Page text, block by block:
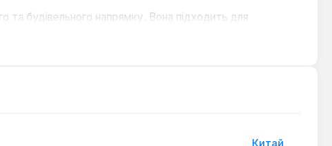
та будівельного напрямку. Вона підходить для
Китай